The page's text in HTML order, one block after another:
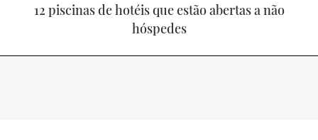
12 piscinas de hotéis que estão abertas a não
hóspedes